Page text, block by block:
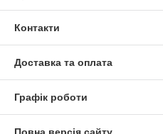
Контакти
Доставка та оплата
Графік роботи